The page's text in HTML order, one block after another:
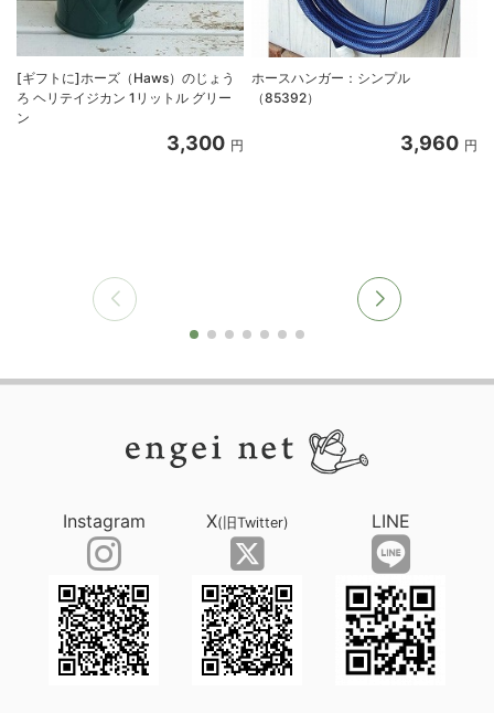
[ギフトに]ホーズ（Haws）のじょう
ろ ヘリテイジカン 1リットル グリー
ン
3,300 円
ホースハンガー：シンプル
（85392）
3,960 円
Instagram X(旧Twitter) LINE